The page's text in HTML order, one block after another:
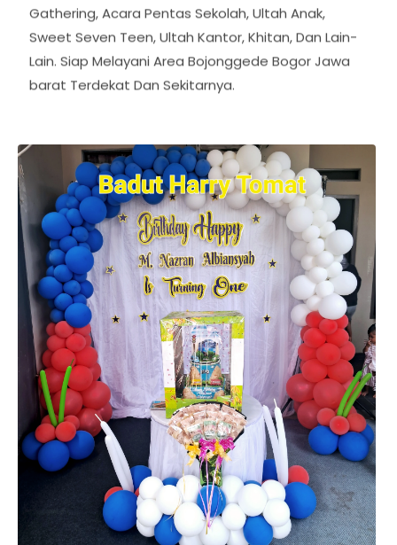
Gathering, Acara Pentas Sekolah, Ultah Anak,
Sweet Seven Teen, Ultah Kantor, Khitan, Dan Lain-
Lain. Siap Melayani Area Bojonggede Bogor Jawa
barat Terdekat Dan Sekitarnya.